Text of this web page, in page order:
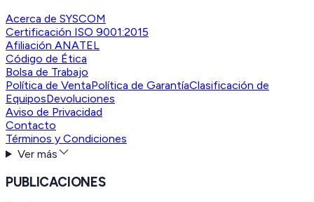
Acerca de SYSCOM
Certificación ISO 9001:2015
Afiliación ANATEL
Código de Ética
Bolsa de Trabajo
Política de VentaPolítica de GarantíaClasificación de
EquiposDevoluciones
Aviso de Privacidad
Contacto
Términos y Condiciones
Ver más
PUBLICACIONES